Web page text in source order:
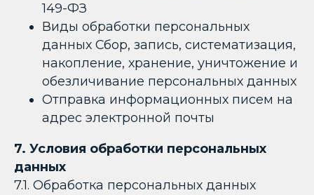
149-ФЗ
Виды обработки персональных
данных Сбор, запись, систематизация,
накопление, хранение, уничтожение и
обезличивание персональных данных
Отправка информационных писем на
адрес электронной почты
7. Условия обработки персональных
данных
7.1. Обработка персональных данных